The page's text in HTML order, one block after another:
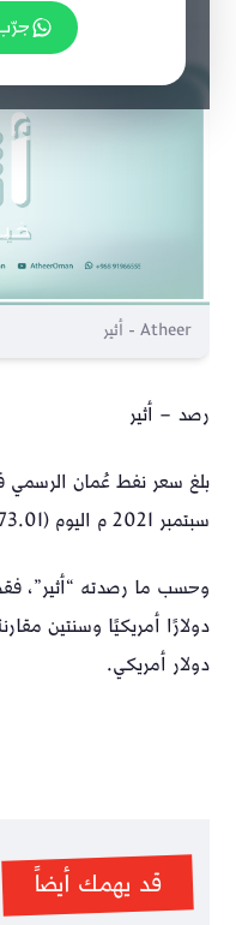
Atheer - أثير
رصد – أثير
بلغ سعر
سبتمبر 2021 م اليوم (73.01) دولار أمريكي.
وحسب ما رصدته “أثير”،
دولار أمريكي.
قد يهمك أيضاً